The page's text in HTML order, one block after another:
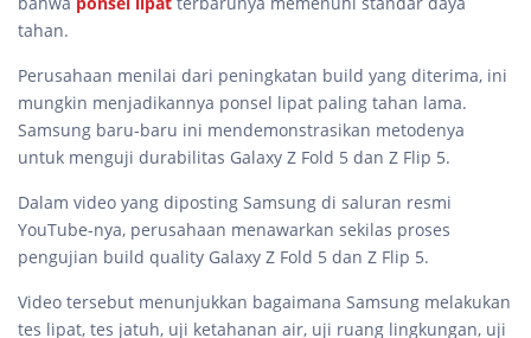
tahan.
Perusahaan menilai dari peningkatan build yang diterima, ini
mungkin menjadikannya ponsel lipat paling tahan lama.
Samsung baru-baru ini mendemonstrasikan metodenya
untuk menguji durabilitas Galaxy Z Fold 5 dan Z Flip 5.
Dalam video yang diposting Samsung di saluran resmi
YouTube-nya, perusahaan menawarkan sekilas proses
pengujian build quality Galaxy Z Fold 5 dan Z Flip 5.
Video tersebut menunjukkan bagaimana Samsung melakukan
tes lipat, tes jatuh, uji ketahanan air, uji ruang lingkungan, uji